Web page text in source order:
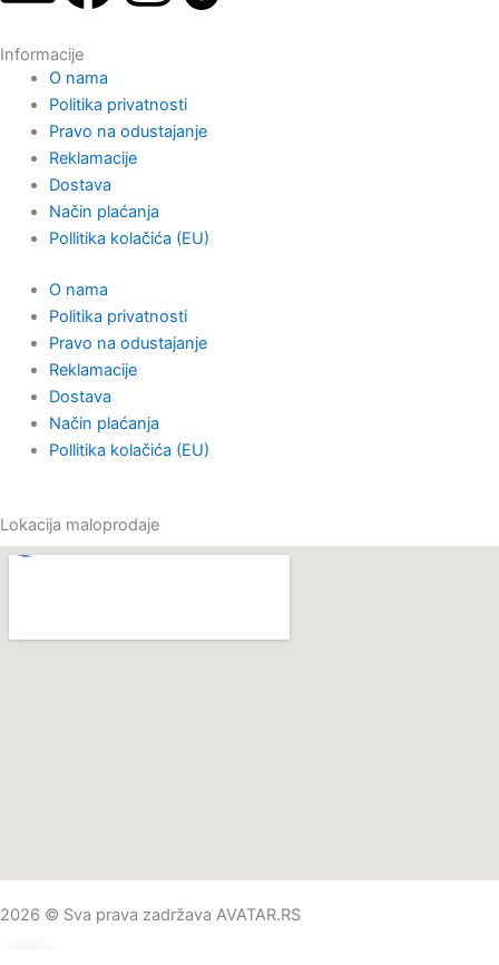
n
v
e
l
o
p
e
c
e
b
o
o
k
s
t
a
g
r
a
m
k
Informacije
O nama
Politika privatnosti
Pravo na odustajanje
Reklamacije
Dostava
Način plaćanja
Pollitika kolačića (EU)
O nama
Politika privatnosti
Pravo na odustajanje
Reklamacije
Dostava
Način plaćanja
Pollitika kolačića (EU)
Lokacija maloprodaje
2026 © Sva prava zadržava AVATAR.RS